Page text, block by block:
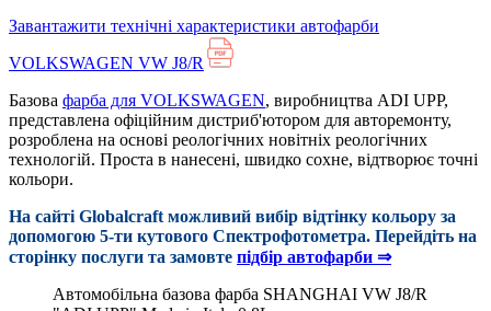
Завантажити технічні характеристики автофарби
VOLKSWAGEN VW J8/R
Базова фарба для VOLKSWAGEN, виробництва ADI UPP,
представлена офіційним дистриб'ютором для авторемонту,
розроблена на основі реологічних новітніх реологічних
технологій. Проста в нанесені, швидко сохне, відтворює точні
кольори.
На сайті Globalcraft можливий вибір відтінку кольору за
допомогою 5-ти кутового Cпектрофотометра. Перейдіть на
сторінку послуги та замовте підбір автофарби ⇒
Автомобільна базова фарба SHANGHAI VW J8/R